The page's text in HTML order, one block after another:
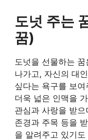
도넛 주는
꿈)
도넛을 선물하는
나가고, 자신의 대
싶다는 욕구를 보
더욱 넓은 인맥을
관심과 사랑을 받
존경과 주목 등을
을 알려주고 있기